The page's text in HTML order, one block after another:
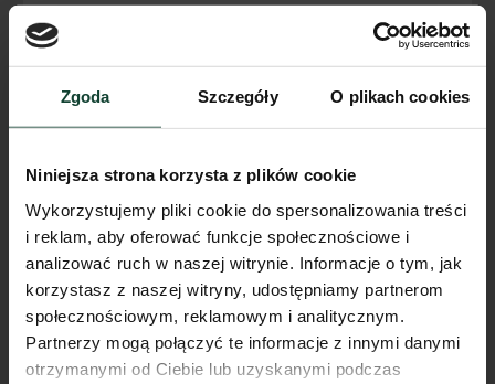
Zgoda Szczegóły O plikach cookies
Niniejsza strona korzysta z plików cookie
Wykorzystujemy pliki cookie do spersonalizowania treści
i reklam, aby oferować funkcje społecznościowe i
analizować ruch w naszej witrynie. Informacje o tym, jak
korzystasz z naszej witryny, udostępniamy partnerom
społecznościowym, reklamowym i analitycznym.
Partnerzy mogą połączyć te informacje z innymi danymi
otrzymanymi od Ciebie lub uzyskanymi podczas